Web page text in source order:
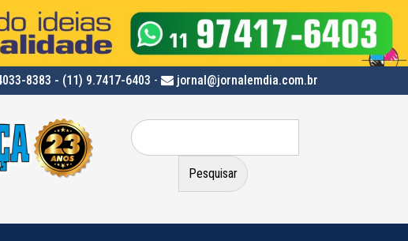
8383 - (11) 9.7417-6403 - jornal@jornalemdia.com.br
Pesquisar
por: